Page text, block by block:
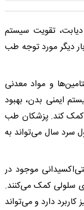
تقویت سیستم
دیگر مورد توجه طب
و مواد معدنی
ایمنی بدن، بهبود
کمک کند. پزشکان طب
سرد سال می‌تواند به
موجود در
سلولی کمک می‌کنند.
دارد و می‌تواند